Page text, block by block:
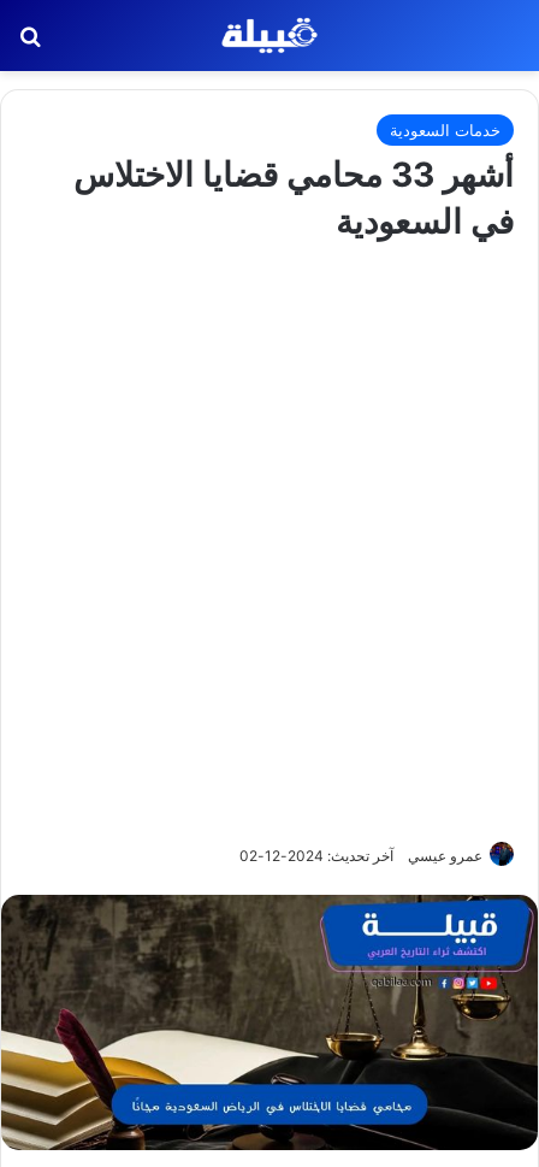
خدمات السعودية
أشهر 33 محامي قضايا الاختلاس
في السعودية
عمرو عيسي آخر تحديث: 2024-12-02